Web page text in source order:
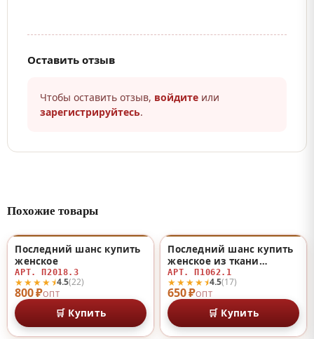
Оставить отзыв
Чтобы оставить отзыв, войдите или
зарегистрируйтесь.
Похожие товары
♡
800 ₽ОПТ
★★★★⯨4.5(22)
Последний шанс купить
женское
АРТ. П2018.3
🛒 Купить
♡
650 ₽ОПТ
★★★★⯨4.5(17)
Последний шанс купить
женское из ткани
«масло» из ткани
«масло»
АРТ. П1062.1
🛒 Купить